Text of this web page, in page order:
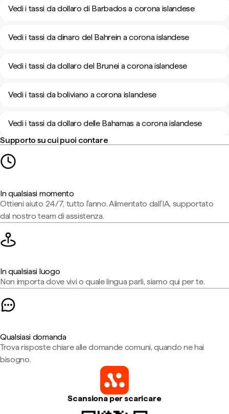
Vedi i tassi da dollaro di Barbados a corona islandese
Vedi i tassi da dinaro del Bahrein a corona islandese
Vedi i tassi da dollaro del Brunei a corona islandese
Vedi i tassi da boliviano a corona islandese
Vedi i tassi da dollaro delle Bahamas a corona islandese
Supporto su cui puoi contare
In qualsiasi momento
Ottieni aiuto 24/7, tutto l'anno. Alimentato dall'IA, supportato
dal nostro team di assistenza.
In qualsiasi luogo
Non importa dove vivi o quale lingua parli, siamo qui per te.
Qualsiasi domanda
Trova risposte chiare alle domande comuni, quando ne hai
bisogno.
Scansiona per scaricare